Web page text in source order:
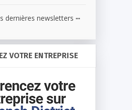
dernières newsletters ...
VOTRE ENTREPRISE